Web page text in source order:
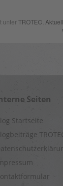
unterTROTEC Aktuell
Seiten
Startseite